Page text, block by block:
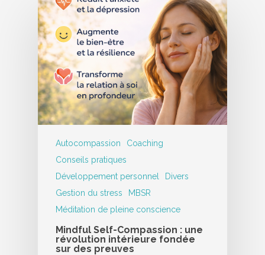
Autocompassion
Coaching
Conseils pratiques
Développement personnel
Divers
Gestion du stress
MBSR
Méditation de pleine conscience
Mindful Self-Compassion : une
révolution intérieure fondée
sur des preuves